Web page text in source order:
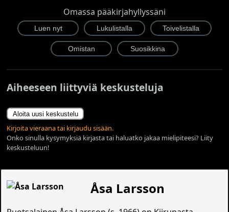
Omassa pääkirjahyllyssäni
Aiheeseen liittyviä keskusteluja
Aloita uusi keskustelu
Kirjoita vieraana tai kirjaudu sisään.
Onko sinulla kysymyksiä kirjasta tai haluatko jakaa mielipiteesi? Liity
keskusteluun!
Åsa Larsson